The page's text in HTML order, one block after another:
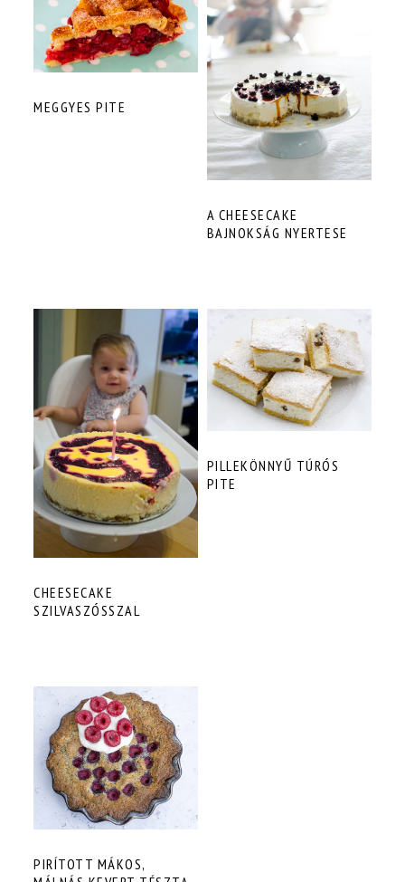
MEGGYES PITE
A CHEESECAKE
BAJNOKSÁG NYERTESE
CHEESECAKE
SZILVASZÓSSZAL
PILLEKÖNNYŰ TÚRÓS
PITE
PIRÍTOTT MÁKOS,